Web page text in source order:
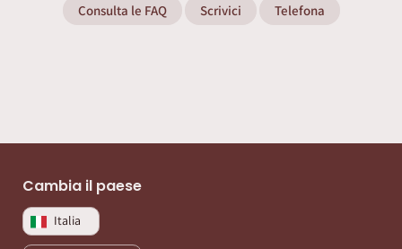
Consulta le FAQ Scrivici Telefona
Cambia il paese
Italia